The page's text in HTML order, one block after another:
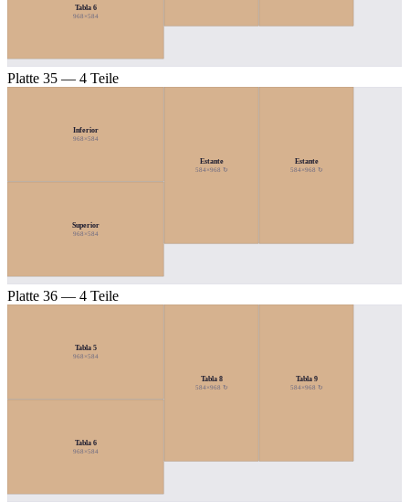
Tabla 6
968×584
Platte 35 — 4 Teile
Inferior
968×584
Superior
968×584
Estante
584×968 ↻
Estante
584×968 ↻
Platte 36 — 4 Teile
Tabla 5
968×584
Tabla 6
968×584
Tabla 8
584×968 ↻
Tabla 9
584×968 ↻